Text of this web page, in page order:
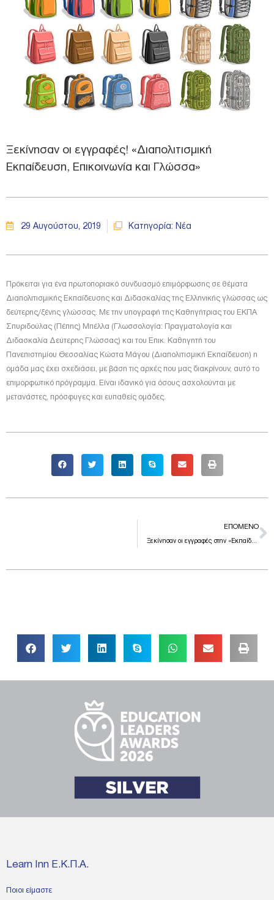
Ξεκίνησαν οι εγγραφές! «Διαπολιτισμική
Εκπαίδευση, Επικοινωνία και Γλώσσα»
29 Αυγούστου, 2019 Κατηγορία: Νέα
Πρόκειται για ένα πρωτοποριακό συνδυασμό επιμόρφωσης σε θέματα
Διαπολιτισμικής Εκπαίδευσης και Διδασκαλίας της Ελληνικής γλώσσας ως
δεύτερης/ξένης γλώσσας. Με την υπογραφή της Καθηγήτριας του ΕΚΠΑ
Σπυριδούλας (Πέπης) Μπέλλα (Γλωσσολογία: Πραγματολογία και
Διδασκαλία Δεύτερης Γλώσσας) και του Επικ. Καθηγητή του
Πανεπιστημίου Θεσσαλίας Κώστα Μάγου (Διαπολιτισμική Εκπαίδευση) η
ομάδα μας έχει σχεδιάσει, με βάση τις αρχές που μας διακρίνουν, αυτό το
επιμορφωτικό πρόγραμμα. Είναι ιδανικό για όσους ασχολούνται με
μετανάστες, πρόσφυγες και ευπαθείς ομάδες.
ΕΠΌΜΕΝΟ
Ξεκίνησαν οι εγγραφές στην «Εκπαίδευση στην εμψύχωση και ενδυνάμωση ομάδων» για το 2020
Learn Inn Ε.Κ.Π.Α.
Ποιοι είμαστε